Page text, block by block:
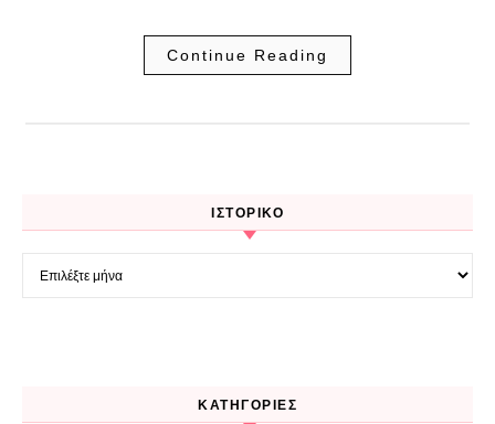
Continue Reading
ΙΣΤΟΡΙΚΌ
Ιστορικό
KΑΤΗΓΟΡΊΕΣ